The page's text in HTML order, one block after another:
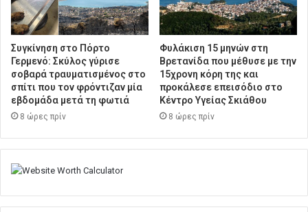
Συγκίνηση στο Πόρτο
Γερμενό: Σκύλος γύρισε
σοβαρά τραυματισμένος στο
σπίτι που τον φρόντιζαν μία
εβδομάδα μετά τη φωτιά
8 ώρες πρίν
Φυλάκιση 15 μηνών στη
Βρετανίδα που μέθυσε με την
15χρονη κόρη της και
προκάλεσε επεισόδιο στο
Κέντρο Υγείας Σκιάθου
8 ώρες πρίν